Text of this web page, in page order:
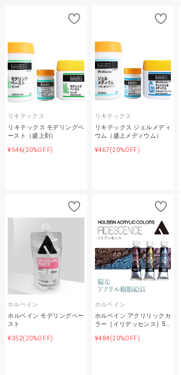
リキテックス
リキテックス モデリングペ
ースト（盛上剤）
¥546(20%OFF)
リキテックス
リキテックス ジェルメディ
ウム（盛上メディウム）
¥467(20%OFF)
ホルベイン
ホルベイン モデリングペー
スト
¥352(20%OFF)
ホルベイン
ホルベイン アクリリックカ
ラー［イリデッセンス］5…
¥484(20%OFF)